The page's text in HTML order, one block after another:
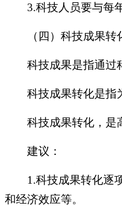
3.科技人员要与每
（四）科技成果转
科技成果是指通过科
科技成果转化是指为
科技成果转化，是高
建议：
1.科技成果转化逐
和经济效应等。